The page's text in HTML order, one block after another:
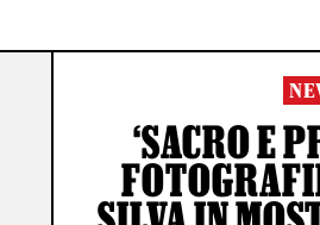
‘SACRO E